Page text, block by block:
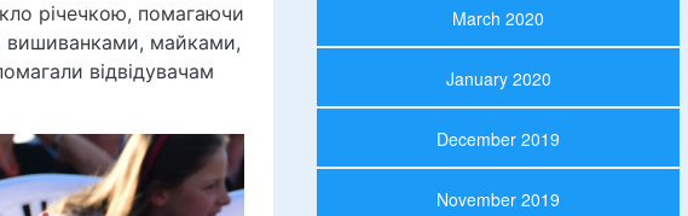
річечкою, помагаючи
вишиванками, майками,
відвідувачам
March 2020
January 2020
December 2019
November 2019